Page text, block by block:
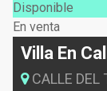
Disponible
En venta
Villa En
CALLE DEL